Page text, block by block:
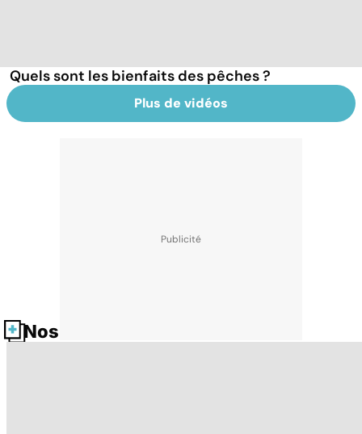
Quels sont les bienfaits des pêches ?
Plus de vidéos
Nos fiches santé